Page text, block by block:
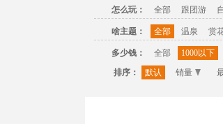
怎么玩： 全部 跟团游
啥主题： 全部 温泉 赏
多少钱： 全部 1000以下
排序：
默认 销量